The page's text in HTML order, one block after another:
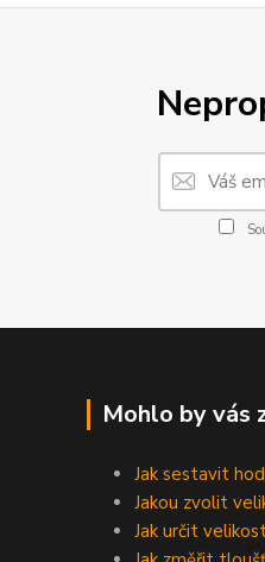
Mohlo by vás
Jak sestavit
Jakou zvolit
Jak určit